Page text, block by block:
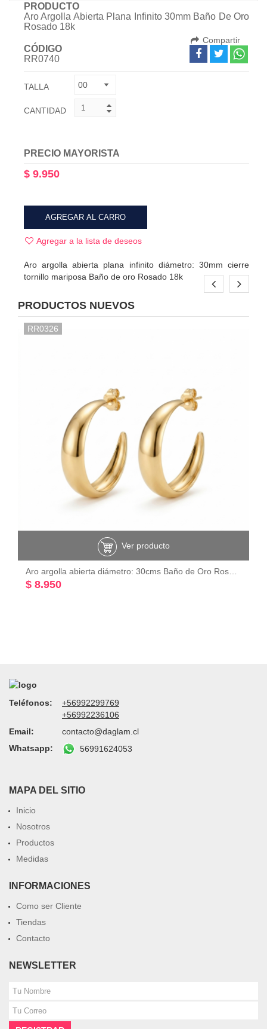
PRODUCTO
Aro Argolla Abierta Plana Infinito 30mm Baño De Oro
Rosado 18k
CÓDIGO
RR0740
Compartir
TALLA
CANTIDAD
PRECIO MAYORISTA
$ 9.950
AGREGAR AL CARRO
Agregar a la lista de deseos
Aro argolla abierta plana infinito diámetro: 30mm cierre
tornillo mariposa Baño de oro Rosado 18k
PRODUCTOS NUEVOS
Ver producto
RR0326
$ 8.950
Teléfonos:
+56992299769
+56992236106
Email:
contacto@daglam.cl
Whatsapp:
56991624053
MAPA DEL SITIO
Inicio
Nosotros
Productos
Medidas
INFORMACIONES
Como ser Cliente
Tiendas
Contacto
NEWSLETTER